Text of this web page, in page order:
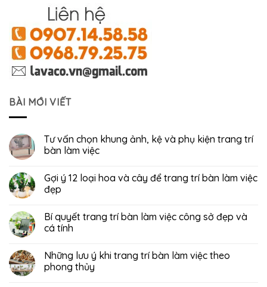
BÀI MỚI VIẾT
Tư vấn chọn khung ảnh, kệ và phụ kiện trang trí
bàn làm việc
Gợi ý 12 loại hoa và cây để trang trí bàn làm việc
đẹp
Bí quyết trang trí bàn làm việc công sở đẹp và
cá tính
Những lưu ý khi trang trí bàn làm việc theo
phong thủy